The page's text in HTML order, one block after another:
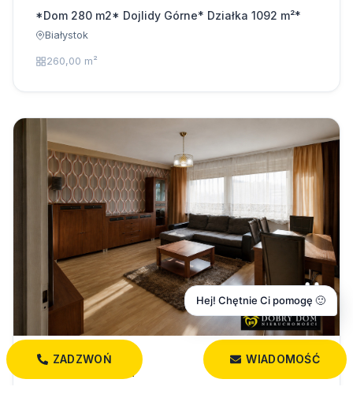
*Dom 280 m2* Dojlidy Górne* Działka 1092 m²*
Białystok
260,00 m²
369 999 PLN
ZADZWOŃ WIADOMOŚĆ
Hej! Chętnie Ci pomogę 🙂